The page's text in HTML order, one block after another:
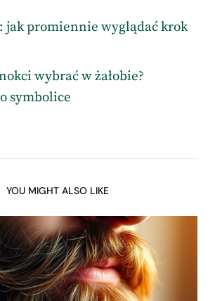
jak promiennie wyglądać krok
wybrać w żałobie?
symbolice
YOU MIGHT ALSO LIKE